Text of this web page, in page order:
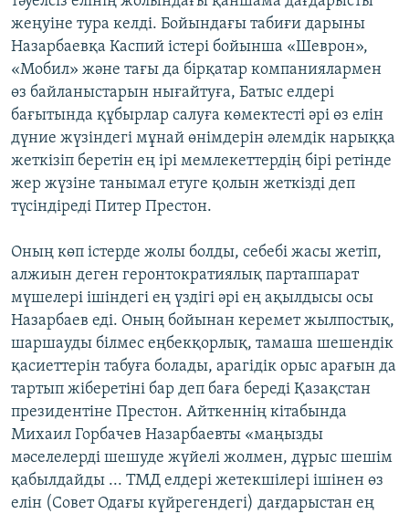
жеңуіне тура келді. Бойындағы табиғи дарыны
Назарбаевқа Каспий істері бойынша «Шеврон»,
«Мобил» және тағы да бірқатар компаниялармен
өз байланыстарын нығайтуға, Батыс елдері
бағытында құбырлар салуға көмектесті әрі өз елін
дүние жүзіндегі мұнай өнімдерін әлемдік нарыққа
жеткізіп беретін ең ірі мемлекеттердің бірі ретінде
жер жүзіне танымал етуге қолын жеткізді деп
түсіндіреді Питер Престон.
Оның көп істерде жолы болды, себебі жасы жетіп,
алжиын деген геронтократиялық партаппарат
мүшелері ішіндегі ең үздігі әрі ең ақылдысы осы
Назарбаев еді. Оның бойынан керемет жылпостық,
шаршауды білмес еңбекқорлық, тамаша шешендік
қасиеттерін табуға болады, арагідік орыс арағын да
тартып жіберетіні бар деп баға береді Қазақстан
президентіне Престон. Айткеннің кітабында
Михаил Горбачев Назарбаевты «маңызды
мәселелерді шешуде жүйелі жолмен, дұрыс шешім
қабылдайды ... ТМД елдері жетекшілері ішінен өз
елін (Совет Одағы күйрегендегі) дағдарыстан ең